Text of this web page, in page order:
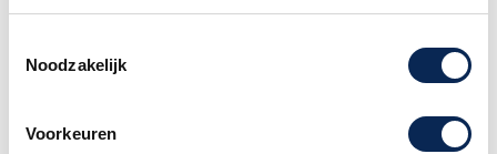
Noodzakelijk
Voorkeuren
veelgeprezen Spitfire-, Symphobia- en Swing-
twee volledig uitgeruste en onafhankelijke lagen
decay/sustain, release en dynamische velocity-